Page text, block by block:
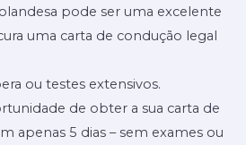
pode ser uma excelente
uma carta de condução legal
ou testes extensivos.
de obter a sua carta de
apenas 5 dias – sem exames ou